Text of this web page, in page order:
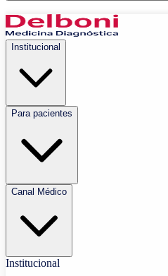
Institucional
Para pacientes
Canal Médico
Institucional